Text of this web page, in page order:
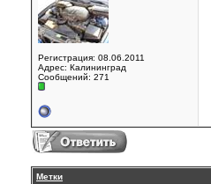
Регистрация: 08.06.2011
Адрес: Калининград
Сообщений: 271
Метки